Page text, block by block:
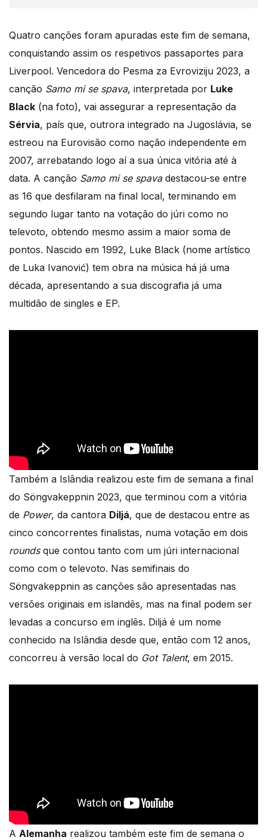
Quatro canções foram apuradas este fim de semana,
conquistando assim os respetivos passaportes para
Liverpool. Vencedora do Pesma za Evroviziju 2023, a
canção Samo mi se spava, interpretada por Luke
Black (na foto), vai assegurar a representação da
Sérvia, país que, outrora integrado na Jugoslávia, se
estreou na Eurovisão como nação independente em
2007, arrebatando logo aí a sua única vitória até à
data. A canção Samo mi se spavadestacou-se entre
as 16 que desfilaram na final local, terminando em
segundo lugar tanto na votação do júri como no
televoto, obtendo mesmo assim a maior soma de
pontos. Nascido em 1992, Luke Black (nome artístico
de Luka Ivanović) tem obra na música há já uma
década, apresentando a sua discografia já uma
multidão de singles e EP.
Também a Islândia realizou este fim de semana a final
do Söngvakeppnin 2023, que terminou com a vitória
de Power, da cantora Diljá, que de destacou entre as
cinco concorrentes finalistas, numa votação em dois
roundsque contou tanto com um júri internacional
como com o televoto. Nas semifinais do
Söngvakeppnin as canções são apresentadas nas
versões originais em islandês, mas na final podem ser
levadas a concurso em inglês. Diljá é um nome
conhecido na Islândia desde que, então com 12 anos,
concorreu à versão local do Got Talent, em 2015.
A Alemanha realizou também este fim de semana o